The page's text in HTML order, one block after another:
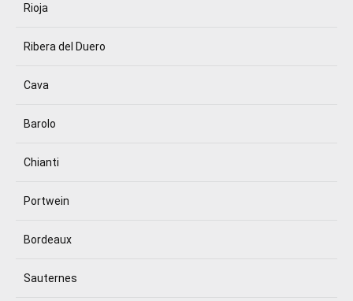
Rioja
Ribera del Duero
Cava
Barolo
Chianti
Portwein
Bordeaux
Sauternes